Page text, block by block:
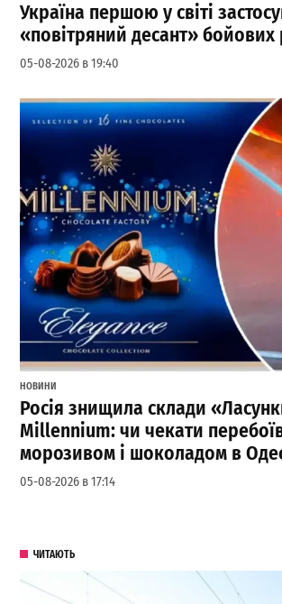
Україна першою у світі
«повітряний десант» бойових
05-08-2026 в 19:40
НОВИНИ
Росія знищила склади
Millennium: чи чекати
морозивом і шоколадом в
05-08-2026 в 17:14
ЧИТАЮТЬ